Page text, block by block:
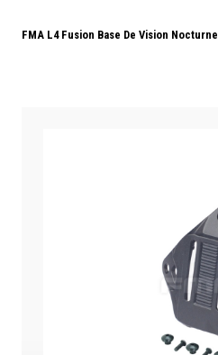
FMA L4 Fusion Base De Vision Nocturne